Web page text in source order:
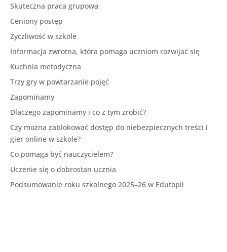
Skuteczna praca grupowa
Ceniony postęp
Życzliwość w szkole
Informacja zwrotna, która pomaga uczniom rozwijać się
Kuchnia metodyczna
Trzy gry w powtarzanie pojęć
Zapominamy
Dlaczego zapominamy i co z tym zrobić?
Czy można zablokować dostęp do niebezpiecznych treści i
gier online w szkole?
Co pomaga być nauczycielem?
Uczenie się o dobrostan ucznia
Podsumowanie roku szkolnego 2025–26 w Edutopii